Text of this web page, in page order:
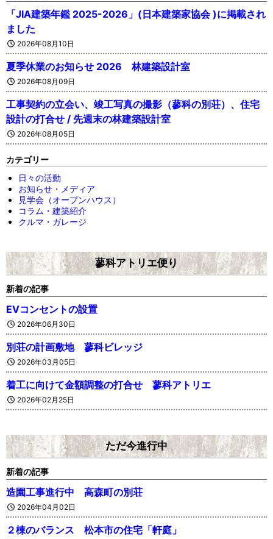
「JIA建築年鑑 2025-2026」(日本建築家協会 )に掲載され
ました
2026年08月10日
夏季休業のお知らせ 2026 林建築設計室
2026年08月09日
工事契約の立会い、竣工写真の撮影（蓼科の別荘）、住宅
設計の打合せ / 先週末の林建築設計室
2026年08月05日
カテゴリー
日々の活動
お知らせ・メディア
見学会（オープンハウス）
コラム・建築紹介
クルマ・ガレージ
蓼科アトリエ便り
新着の記事
EVコンセントの設置
2026年06月30日
別荘の計画敷地 蓼科ビレッジ
2026年03月05日
着工に向けて金額調整の打合せ 蓼科アトリエ
2026年02月25日
ただ今進行中
新着の記事
造園工事進行中 高森町の別荘
2026年04月02日
２棟のバランス 松本市の住宅「軒庭」